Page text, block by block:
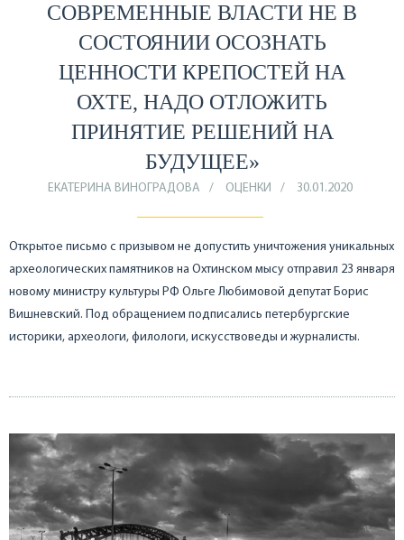
СОВРЕМЕННЫЕ ВЛАСТИ НЕ В
СОСТОЯНИИ ОСОЗНАТЬ
ЦЕННОСТИ КРЕПОСТЕЙ НА
ОХТЕ, НАДО ОТЛОЖИТЬ
ПРИНЯТИЕ РЕШЕНИЙ НА
БУДУЩЕЕ»
ЕКАТЕРИНА ВИНОГРАДОВА ОЦЕНКИ 30.01.2020
Открытое письмо с призывом не допустить уничтожения уникальных
археологических памятников на Охтинском мысу отправил 23 января
новому министру культуры РФ Ольге Любимовой депутат Борис
Вишневский. Под обращением подписались петербургские
историки, археологи, филологи, искусствоведы и журналисты.